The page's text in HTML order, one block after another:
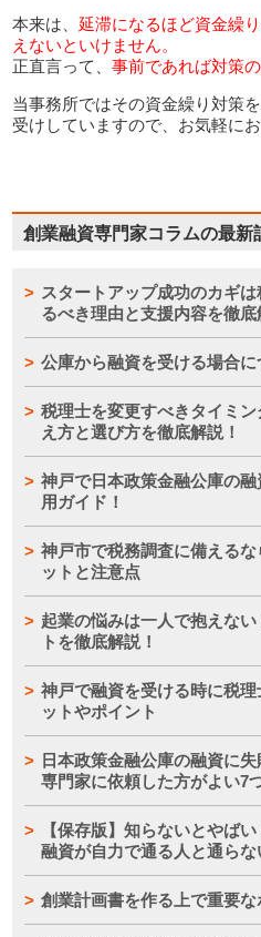
本来は、延滞になるほど資金繰
えないといけません。
正直言って、事前であれば対策
当事務所ではその資金繰り対策
受けしていますので、お気軽に
創業融資専門家コラムの最新
スタートアップ成功のカギ
るべき理由と支援内容を徹底
公庫から融資を受ける場合
税理士を変更すべきタイミ
え方と選び方を徹底解説！
神戸で日本政策金融公庫の
用ガイド！
神戸市で税務調査に備える
ットと注意点
起業の悩みは一人で抱えな
トを徹底解説！
神戸で融資を受ける時に税
ットやポイント
日本政策金融公庫の融資に
専門家に依頼した方がよい7
【保存版】知らないとやば
融資が自力で通る人と通ら
創業計画書を作る上で重要